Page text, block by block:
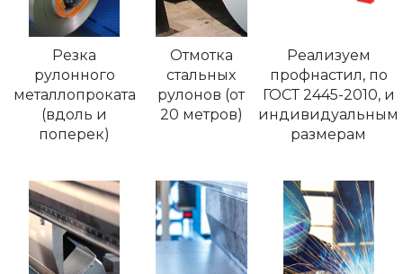
Резка
рулонного
металлопроката
(вдоль и
поперек)
Отмотка
стальных
рулонов (от
20 метров)
Реализуем
профнастил, по
ГОСТ 2445-2010, и
индивидуальным
размерам